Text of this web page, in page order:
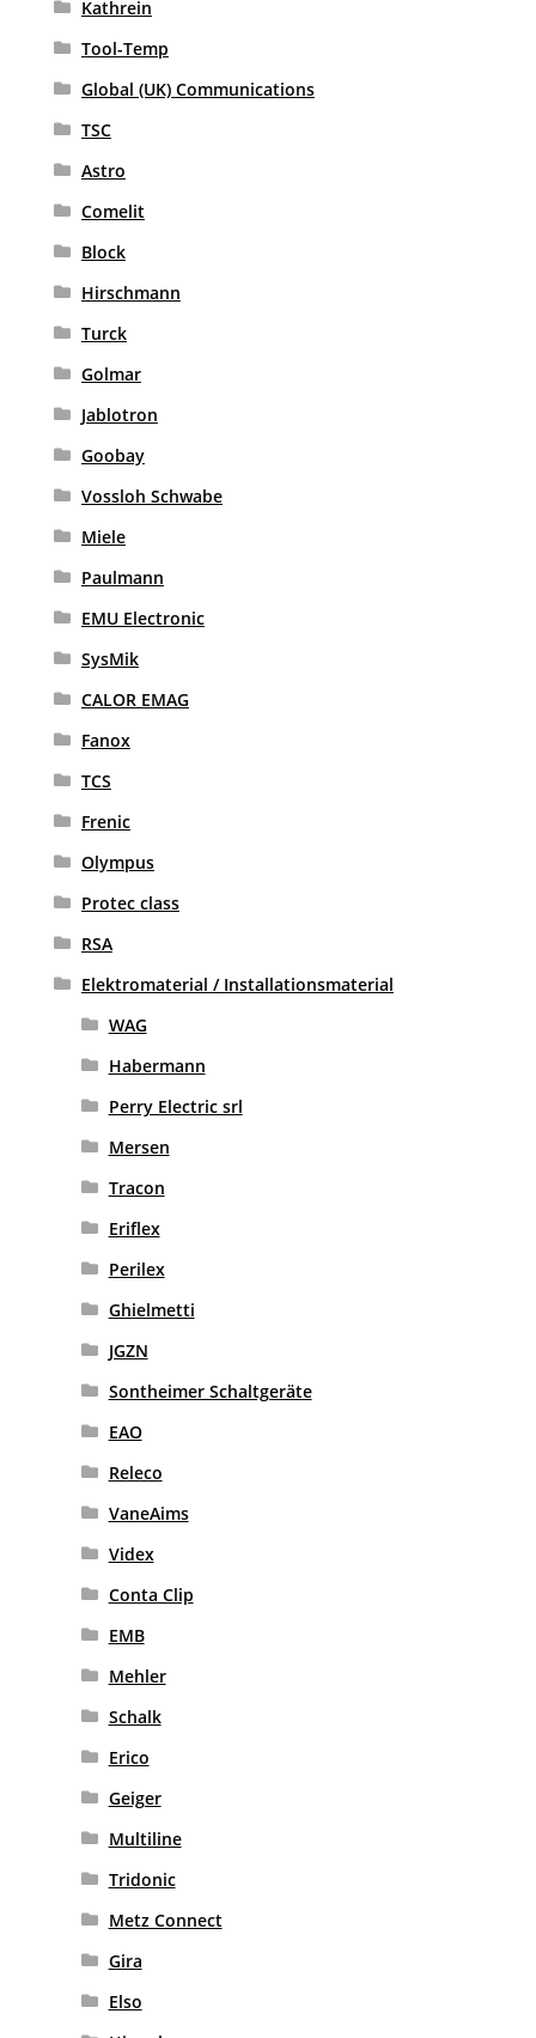
Kathrein
Tool-Temp
Global (UK) Communications
TSC
Astro
Comelit
Block
Hirschmann
Turck
Golmar
Jablotron
Goobay
Vossloh Schwabe
Miele
Paulmann
EMU Electronic
SysMik
CALOR EMAG
Fanox
TCS
Frenic
Olympus
Protec class
RSA
Elektromaterial / Installationsmaterial
WAG
Habermann
Perry Electric srl
Mersen
Tracon
Eriflex
Perilex
Ghielmetti
JGZN
Sontheimer Schaltgeräte
EAO
Releco
VaneAims
Videx
Conta Clip
EMB
Mehler
Schalk
Erico
Geiger
Multiline
Tridonic
Metz Connect
Gira
Elso